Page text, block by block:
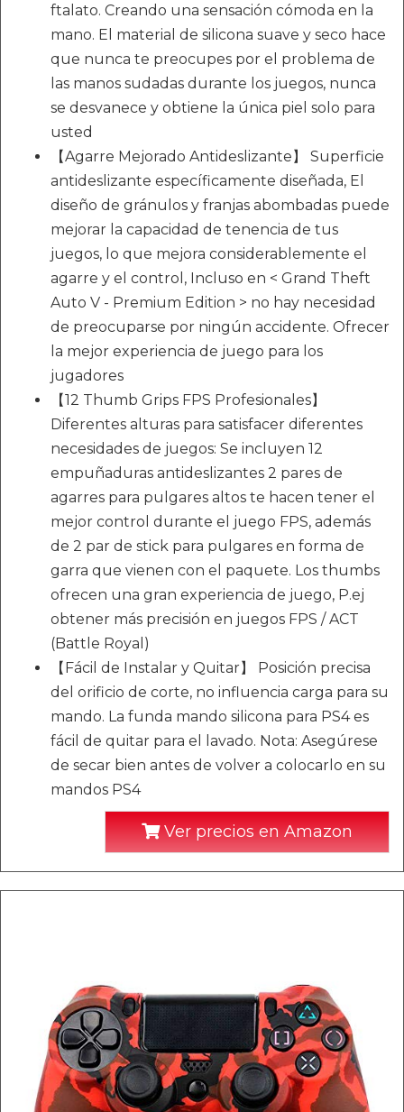
ftalato. Creando una sensación cómoda en la
mano. El material de silicona suave y seco hace
que nunca te preocupes por el problema de
las manos sudadas durante los juegos, nunca
se desvanece y obtiene la única piel solo para
usted
【Agarre Mejorado Antideslizante】 Superficie
antideslizante específicamente diseñada, El
diseño de gránulos y franjas abombadas puede
mejorar la capacidad de tenencia de tus
juegos, lo que mejora considerablemente el
agarre y el control, Incluso en < Grand Theft
Auto V - Premium Edition > no hay necesidad
de preocuparse por ningún accidente. Ofrecer
la mejor experiencia de juego para los
jugadores
【12 Thumb Grips FPS Profesionales】
Diferentes alturas para satisfacer diferentes
necesidades de juegos: Se incluyen 12
empuñaduras antideslizantes 2 pares de
agarres para pulgares altos te hacen tener el
mejor control durante el juego FPS, además
de 2 par de stick para pulgares en forma de
garra que vienen con el paquete. Los thumbs
ofrecen una gran experiencia de juego, P.ej
obtener más precisión en juegos FPS / ACT
(Battle Royal)
【Fácil de Instalar y Quitar】 Posición precisa
del orificio de corte, no influencia carga para su
mando. La funda mando silicona para PS4 es
fácil de quitar para el lavado. Nota: Asegúrese
de secar bien antes de volver a colocarlo en su
mandos PS4
Ver precios en Amazon